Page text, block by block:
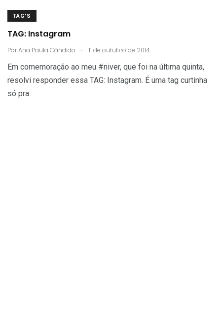
TAG'S
TAG: Instagram
PorAna Paula Cândido . 11 de outubro de 2014
Em comemoração ao meu #niver, que foi na última quinta,
resolvi responder essa TAG: Instagram. É uma tag curtinha
só pra